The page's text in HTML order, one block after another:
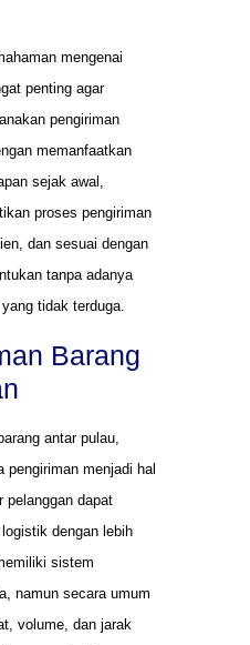
mengenai
penting agar
pengiriman
memanfaatkan
sejak awal,
proses pengiriman
dan sesuai dengan
tanpa adanya
tidak terduga.
Barang
antar pulau,
pengiriman menjadi hal
pelanggan dapat
dengan lebih
sistem
namun secara umum
volume, dan jarak